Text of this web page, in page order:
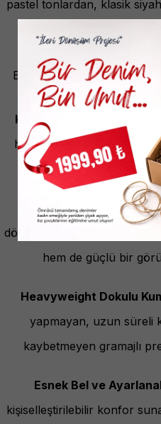
pastel tonlardan, klasik
kadar geniş
Jepublic Erkek
Erkek koleksiyonumuz,
dayanıklılıkla
Klasik ve Tapered
hafifçe daralan, modern
amaçlı
Kargo Cepli Utility
dönüştüren, yan cepli
hem de güçlü bir
Heavyweight Dokulu
yapmayan, uzun süreli
kaybetmeyen gramajlı
Esnek Bel ve
kişiselleştirilebilir konfor